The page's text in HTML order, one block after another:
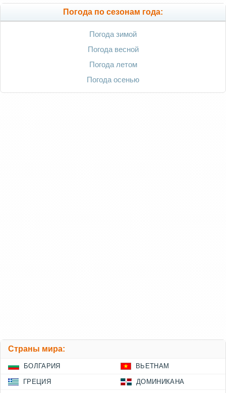
Погода по сезонам года:
Погода зимой
Погода весной
Погода летом
Погода осенью
Страны мира:
БОЛГАРИЯ ВЬЕТНАМ
ГРЕЦИЯ ДОМИНИКАНА